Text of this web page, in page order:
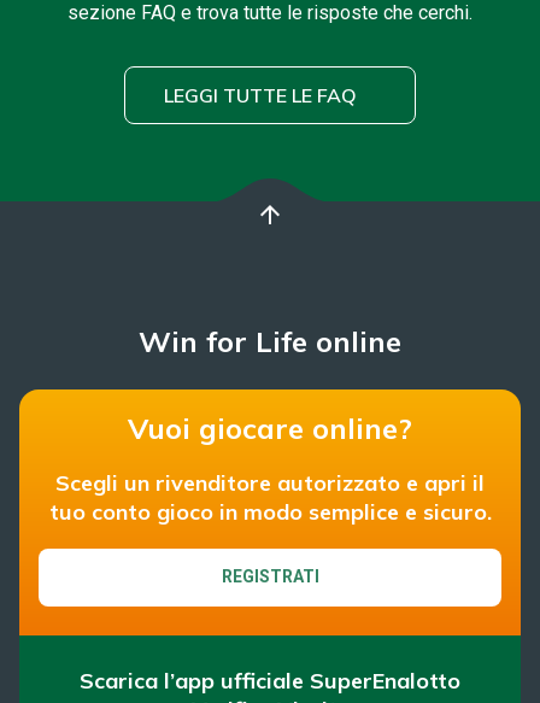
sezione FAQ e trova tutte le risposte che cerchi.
LEGGI TUTTE LE FAQ
arrow_upward
Win for Life online
Vuoi giocare online?
Scegli un rivenditore autorizzato e apri il
tuo conto gioco in modo semplice e sicuro.
REGISTRATI
Scarica l’app ufficiale SuperEnalotto